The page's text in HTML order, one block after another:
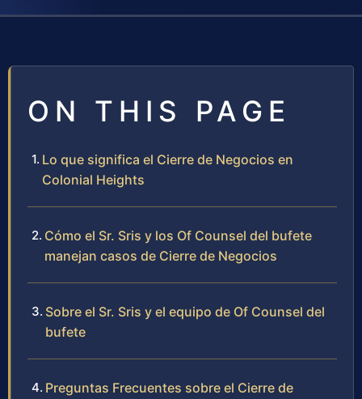
ON THIS PAGE
Lo que significa el Cierre de Negocios en
Colonial Heights
Cómo el Sr. Sris y los Of Counsel del bufete
manejan casos de Cierre de Negocios
Sobre el Sr. Sris y el equipo de Of Counsel del
bufete
Preguntas Frecuentes sobre el Cierre de